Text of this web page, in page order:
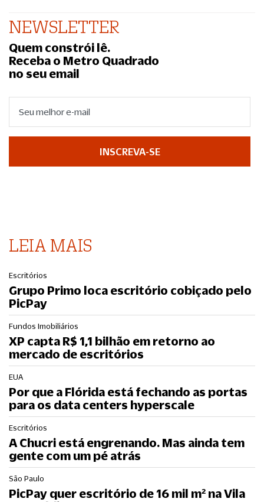
NEWSLETTER
Quem constrói lê.
Receba o Metro Quadrado
no seu email
INSCREVA-SE
LEIA MAIS
Escritórios
Grupo Primo loca escritório cobiçado pelo
PicPay
Fundos Imobiliários
XP capta R$ 1,1 bilhão em retorno ao
mercado de escritórios
EUA
Por que a Flórida está fechando as portas
para os data centers hyperscale
Escritórios
A Chucri está engrenando. Mas ainda tem
gente com um pé atrás
São Paulo
PicPay quer escritório de 16 mil m² na Vila